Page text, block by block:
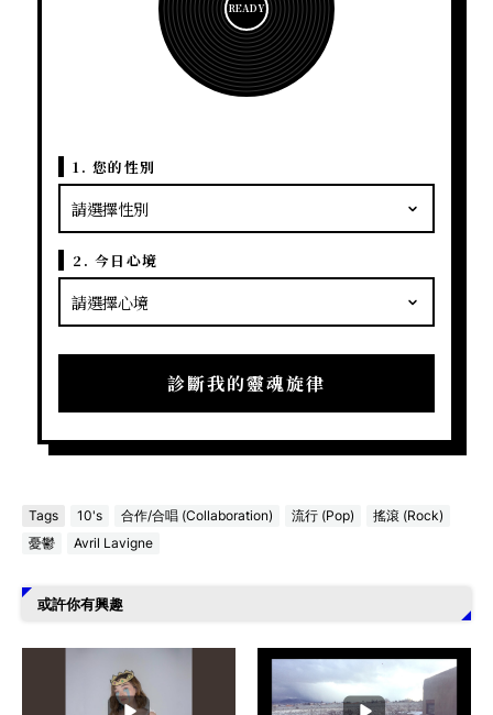
READY
1. 您的性別
2. 今日心境
診斷我的靈魂旋律
Tags 10's 合作/合唱 (Collaboration) 流行 (Pop)
搖滾 (Rock)
憂鬱
Avril Lavigne
或許你有興趣